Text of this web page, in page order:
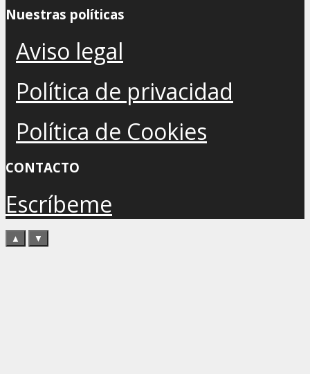
Nuestras políticas
Aviso legal
Política de privacidad
Política de Cookies
CONTACTO
Escríbeme
▲ ▼